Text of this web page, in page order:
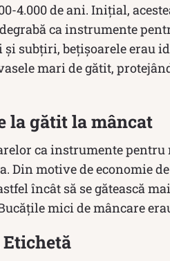
4.000 de ani. Inițial,
ca instrumente
subțiri, bețișoarele erau
mari de gătit,
la gătit la mâncat
ca instrumente
Din motive de economie
încât să se gătească
mici de mâncare